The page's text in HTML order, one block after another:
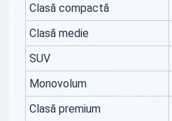
Clasă compactă
Clasă medie
SUV
Monovolum
Clasă premium